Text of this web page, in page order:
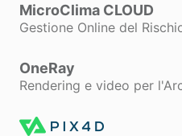
MicroClima CLOUD
Gestione Online del
OneRay
Rendering e video per